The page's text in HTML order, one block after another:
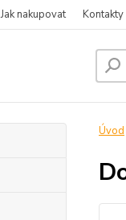
Jak nakupovat Kontakty
Úvod